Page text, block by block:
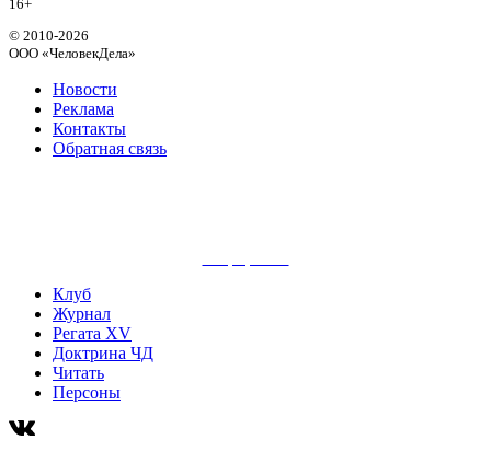
16+
© 2010-2026
ООО «ЧеловекДела»
Новости
Реклама
Контакты
Обратная связь
Клуб
Журнал
Регата XV
Доктрина ЧД
Читать
Персоны